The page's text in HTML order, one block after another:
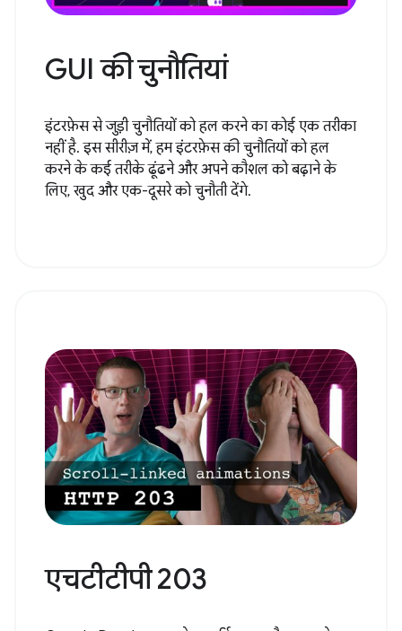
GUI की चुनौतियां
इंटरफ़ेस से जुड़ी चुनौतियों को हल करने का कोई एक तरीका
नहीं है. इस सीरीज़ में, हम इंटरफ़ेस की चुनौतियों को हल
करने के कई तरीके ढूंढने और अपने कौशल को बढ़ाने के
लिए, खुद और एक-दूसरे को चुनौती देंगे.
एचटीटीपी 203